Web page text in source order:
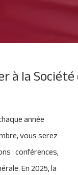
la Société
année
vous serez
: conférences,
En 2025, la